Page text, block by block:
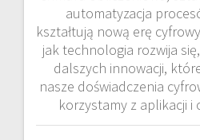
automatyzacja
kształtują nową erę
jak technologia rozwija
dalszych innowacji,
nasze doświadczenia
korzystamy z aplikacji i